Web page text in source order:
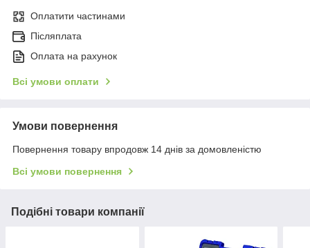
Оплатити частинами
Післяплата
Оплата на рахунок
Всі умови оплати
Умови повернення
Повернення товару впродовж 14 днів за домовленістю
Всі умови повернення
Подібні товари компанії